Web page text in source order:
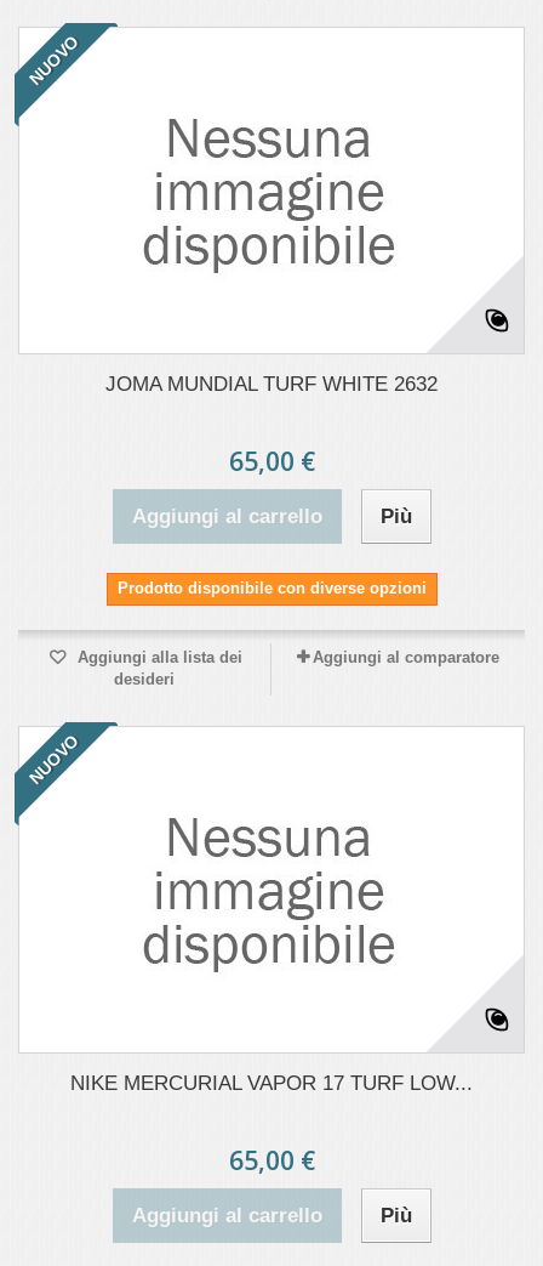
NUOVO
JOMA MUNDIAL TURF WHITE 2632
65,00 €
Aggiungi al carrello Più
Prodotto disponibile con diverse opzioni
Aggiungi alla lista dei
desideri
Aggiungi al comparatore
NUOVO
NIKE MERCURIAL VAPOR 17 TURF LOW...
65,00 €
Aggiungi al carrello Più